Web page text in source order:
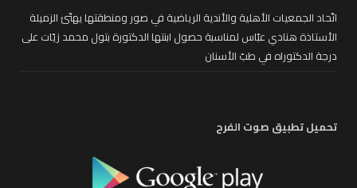
اتّحاد الجمعيات الأهلية والأندية الرياضية في صور ومنطقتها يهنّئ الزميلة
الأستاذة هنادي عبّاس لمناسبة حصول ابنتها الدكتورة بتول محمد زيّات على
درجة الدكتوراه في طبّ الأسنان
تحميل تطبيق صوت الفرح